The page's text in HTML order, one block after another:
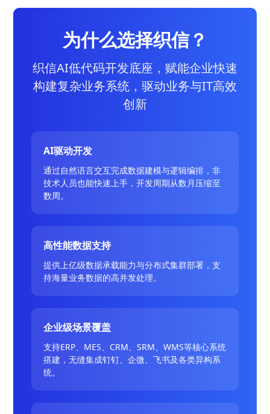
为什么选择织信？
织信AI低代码开发底座，赋能企业快速
构建复杂业务系统，驱动业务与IT高效
创新
AI驱动开发
通过自然语言交互完成数据建模与逻辑编排，非
技术人员也能快速上手，开发周期从数月压缩至
数周。
高性能数据支持
提供上亿级数据承载能力与分布式集群部署，支
持海量业务数据的高并发处理。
企业级场景覆盖
支持ERP、MES、CRM、SRM、WMS等核心系统
搭建，无缝集成钉钉、企微、飞书及各类异构系
统。